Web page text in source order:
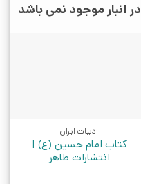
در انبار موجود نمی باشد
ادبیات ایران
کتاب امام حسین (ع) |
انتشارات طاهر